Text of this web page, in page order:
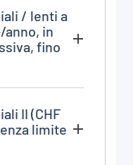
/ lenti a
anno, in
fino
II (CHF
limite